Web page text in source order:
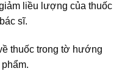
liều lượng của thuốc
sĩ.
thuốc trong tờ hướng